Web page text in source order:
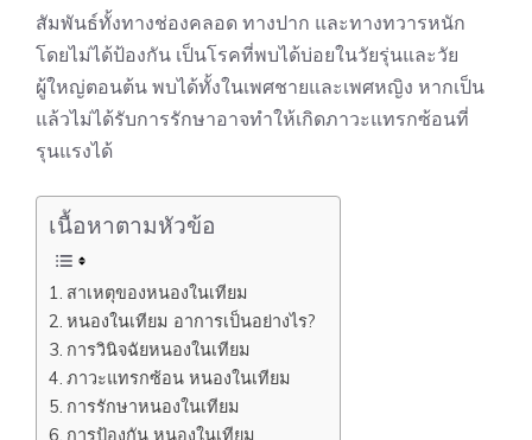
สัมพันธ์ทั้งทางช่องคลอด ทางปาก และทางทวารหนัก
โดยไม่ได้ป้องกัน เป็นโรคที่พบได้บ่อยในวัยรุ่นและวัย
ผู้ใหญ่ตอนต้น พบได้ทั้งในเพศชายและเพศหญิง หากเป็น
แล้วไม่ได้รับการรักษาอาจทำให้เกิดภาวะแทรกซ้อนที่
รุนแรงได้
เนื้อหาตามหัวข้อ
สาเหตุของหนองในเทียม
หนองในเทียม อาการเป็นอย่างไร?
การวินิจฉัยหนองในเทียม
ภาวะแทรกซ้อน หนองในเทียม
การรักษาหนองในเทียม
การป้องกัน หนองในเทียม